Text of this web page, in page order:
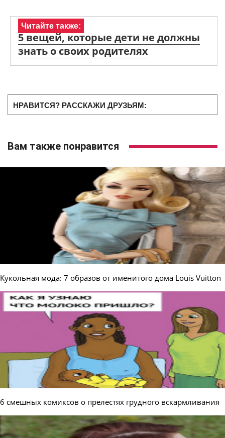
Читайте также:
5 вещей, которые дети не должны
знать о своих родителях
НРАВИТСЯ? РАССКАЖИ ДРУЗЬЯМ:
Вам также понравится
Кукольная мода: 7 образов от именитого дома Louis Vuitton
6 смешных комиксов о прелестях грудного вскармливания